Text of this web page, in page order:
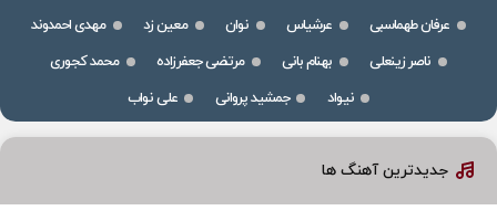
عرفان طهماسبی
عرشیاس نوان معین زد
مهدی احمدوند
ناصر زینعلی
بهنام بانی مرتضی جعفرزاده
محمد کجوری
نیواد
جمشید پروانی علی نواب
جدیدترین آهنگ ها